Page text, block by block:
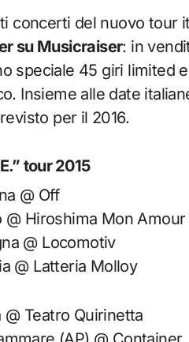
concerti del nuovo tour
su Musicraiser: in
speciale 45 giri limited
Insieme alle date
per il 2016.
tour 2015
@ Off
@ Hiroshima Mon Amour
@ Locomotiv
@ Latteria Molloy
Teatro Quirinetta